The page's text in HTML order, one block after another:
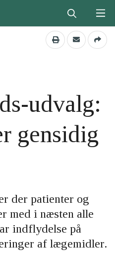
udvalg:
gensidig
der patienter og
med i næsten alle
indflydelse på
af lægemidler.